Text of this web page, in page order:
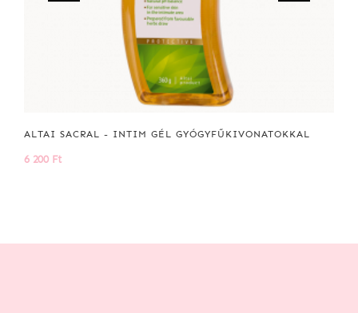
ALTAI SACRAL - INTIM GÉL GYÓGYFŰKIVONATOKKAL
6 200 Ft